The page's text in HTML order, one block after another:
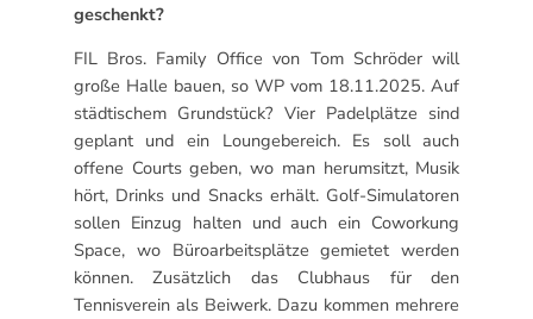
geschenkt?
FIL Bros. Family Office von Tom Schröder will
große Halle bauen, so WP vom 18.11.2025. Auf
städtischem Grundstück? Vier Padelplätze sind
geplant und ein Loungebereich. Es soll auch
offene Courts geben, wo man herumsitzt, Musik
hört, Drinks und Snacks erhält. Golf-Simulatoren
sollen Einzug halten und auch ein Coworkung
Space, wo Büroarbeitsplätze gemietet werden
können. Zusätzlich das Clubhaus für den
Tennisverein als Beiwerk. Dazu kommen mehrere